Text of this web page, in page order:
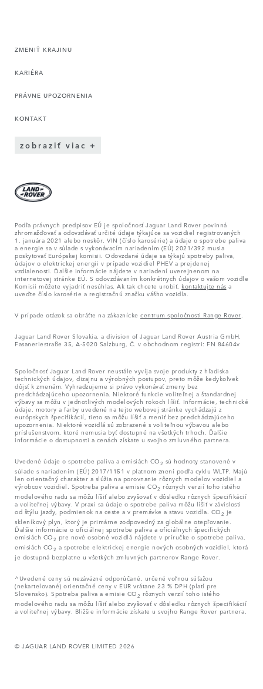
ZMENIŤ KRAJINU
KARIÉRA
PRÁVNE UPOZORNENIA
KONTAKT
zobraziť viac
Podľa právnych predpisov EÚ je spoločnosť Jaguar Land Rover povinná
zhromažďovať a odovzdávať určité údaje týkajúce sa vozidiel registrovaných
1. januára 2021 alebo neskôr. VIN (číslo karosérie) a údaje o spotrebe paliva
a energie sa v súlade s vykonávacím nariadením (EÚ) 2021/392 musia
poskytovať Európskej komisii. Odovzdané údaje sa týkajú spotreby paliva,
údajov o elektrickej energii v prípade vozidiel PHEV a prejdenej
vzdialenosti. Ďalšie informácie nájdete v nariadení uverejnenom na
internetovej stránke EÚ. S odovzdávaním konkrétnych údajov o vašom vozidle
Komisii môžete vyjadriť nesúhlas. Ak tak chcete urobiť, kontaktujte nás a
uveďte číslo karosérie a registračnú značku vášho vozidla.
V prípade otázok sa obráťte na zákaznícke centrum spoločnosti Range Rover.
Jaguar Land Rover Slovakia, a division of Jaguar Land Rover Austria GmbH,
Fasaneriestraße 35, A-5020 Salzburg, Č. v obchodnom registri: FN 84604v
Spoločnosť Jaguar Land Rover neustále vyvíja svoje produkty z hľadiska
technických údajov, dizajnu a výrobných postupov, preto môže kedykoľvek
dôjsť k zmenám. Vyhradzujeme si právo vykonávať zmeny bez
predchádzajúceho upozornenia. Niektoré funkcie voliteľnej a štandardnej
výbavy sa môžu v jednotlivých modelových rokoch líšiť. Informácie, technické
údaje, motory a farby uvedené na tejto webovej stránke vychádzajú z
európskych špecifikácií, tieto sa môžu líšiť a meniť bez predchádzajúceho
upozornenia. Niektoré vozidlá sú zobrazené s voliteľnou výbavou alebo
príslušenstvom, ktoré nemusia byť dostupné na všetkých trhoch. Ďalšie
informácie o dostupnosti a cenách získate u svojho zmluvného partnera.
Uvedené údaje o spotrebe paliva a emisiách CO2 sú hodnoty stanovené v
súlade s nariadením (EÚ) 2017/1151 v platnom znení podľa cyklu WLTP. Majú
len orientačný charakter a slúžia na porovnanie rôznych modelov vozidiel a
výrobcov vozidiel. Spotreba paliva a emisie CO2 rôznych verzií toho istého
modelového radu sa môžu líšiť alebo zvyšovať v dôsledku rôznych špecifikácií
a voliteľnej výbavy. V praxi sa údaje o spotrebe paliva môžu líšiť v závislosti
od štýlu jazdy, podmienok na ceste a v premávke a stavu vozidla. CO2 je
skleníkový plyn, ktorý je primárne zodpovedný za globálne otepľovanie.
Ďalšie informácie o oficiálnej spotrebe paliva a oficiálnych špecifických
emisiách CO2 pre nové osobné vozidlá nájdete v príručke o spotrebe paliva,
emisiách CO2 a spotrebe elektrickej energie nových osobných vozidiel, ktorá
je dostupná bezplatne u všetkých zmluvných partnerov Range Rover.
^Uvedené ceny sú nezáväzné odporúčané, určené voľnou súťažou
(nekartelované) orientačné ceny v EUR vrátane 23 % DPH (platí pre
Slovensko). Spotreba paliva a emisie CO2 rôznych verzií toho istého
modelového radu sa môžu líšiť alebo zvyšovať v dôsledku rôznych špecifikácií
a voliteľnej výbavy. Bližšie informácie získate u svojho Range Rover partnera.
© JAGUAR LAND ROVER LIMITED 2026